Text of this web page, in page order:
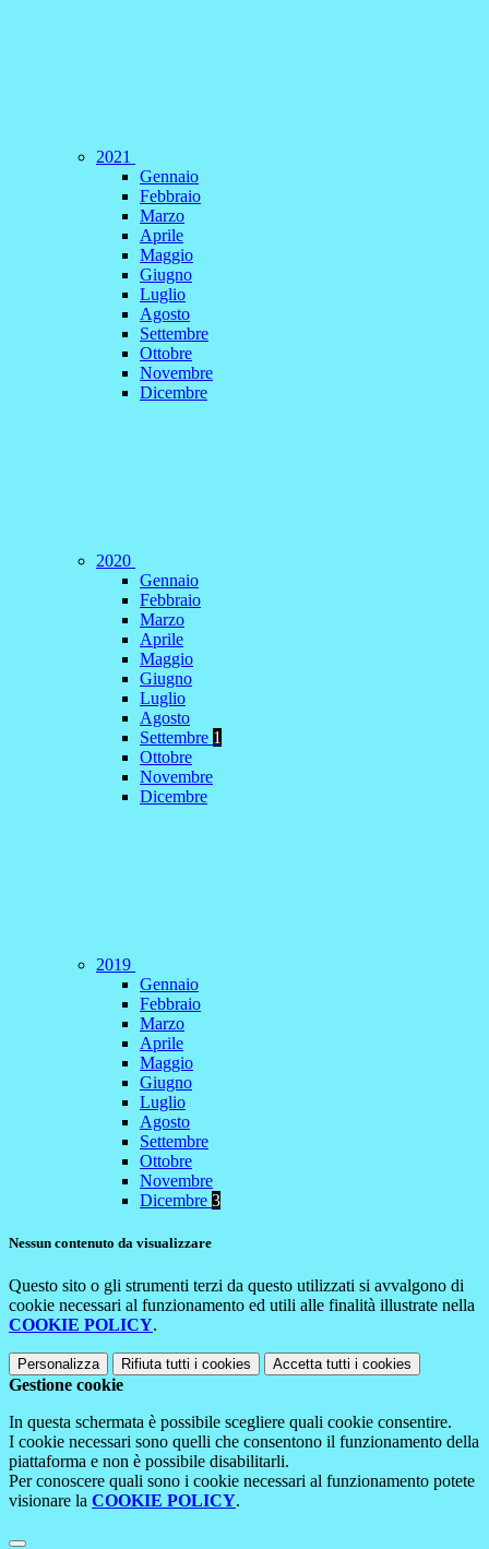
2021
Gennaio
Febbraio
Marzo
Aprile
Maggio
Giugno
Luglio
Agosto
Settembre
Ottobre
Novembre
Dicembre
2020
Gennaio
Febbraio
Marzo
Aprile
Maggio
Giugno
Luglio
Agosto
Settembre 1
Ottobre
Novembre
Dicembre
2019
Gennaio
Febbraio
Marzo
Aprile
Maggio
Giugno
Luglio
Agosto
Settembre
Ottobre
Novembre
Dicembre 3
Nessun contenuto da visualizzare
Questo sito o gli strumenti terzi da questo utilizzati si avvalgono di
cookie necessari al funzionamento ed utili alle finalità illustrate nella
COOKIE POLICY.
Personalizza Rifiuta tutti i cookies Accetta tutti i cookies
Gestione cookie
In questa schermata è possibile scegliere quali cookie consentire.
I cookie necessari sono quelli che consentono il funzionamento della
piattaforma e non è possibile disabilitarli.
Per conoscere quali sono i cookie necessari al funzionamento potete
visionare la COOKIE POLICY.